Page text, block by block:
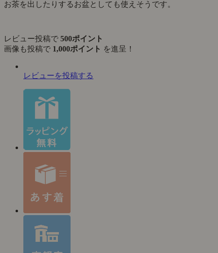
お茶を出したりするお盆としても使えそうです。
レビュー投稿で 500ポイント
画像も投稿で 1,000ポイント を進呈！
レビューを投稿する